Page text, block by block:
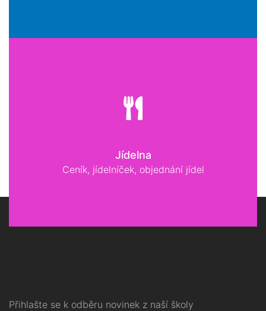
Jídelna
Ceník, jídelníček, objednání jídel
Přihlašte se k odběru novinek z naší školy